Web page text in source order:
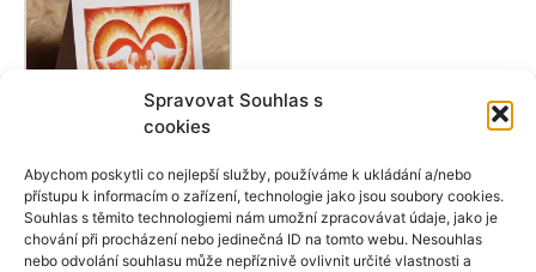
Spravovat Souhlas s
cookies
Abychom poskytli co nejlepší služby, používáme k ukládání a/nebo
přístupu k informacím o zařízení, technologie jako jsou soubory cookies.
Souhlas s těmito technologiemi nám umožní zpracovávat údaje, jako je
chování při procházení nebo jedinečná ID na tomto webu. Nesouhlas
nebo odvolání souhlasu může nepříznivě ovlivnit určité vlastnosti a
Vnitřní láska – přání s
obálkou
55.00Kč